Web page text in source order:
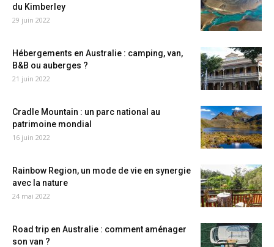
du Kimberley
29 juin 2022
Hébergements en Australie : camping, van,
B&B ou auberges ?
21 juin 2022
Cradle Mountain : un parc national au
patrimoine mondial
16 juin 2022
Rainbow Region, un mode de vie en synergie
avec la nature
24 mai 2022
Road trip en Australie : comment aménager
son van ?